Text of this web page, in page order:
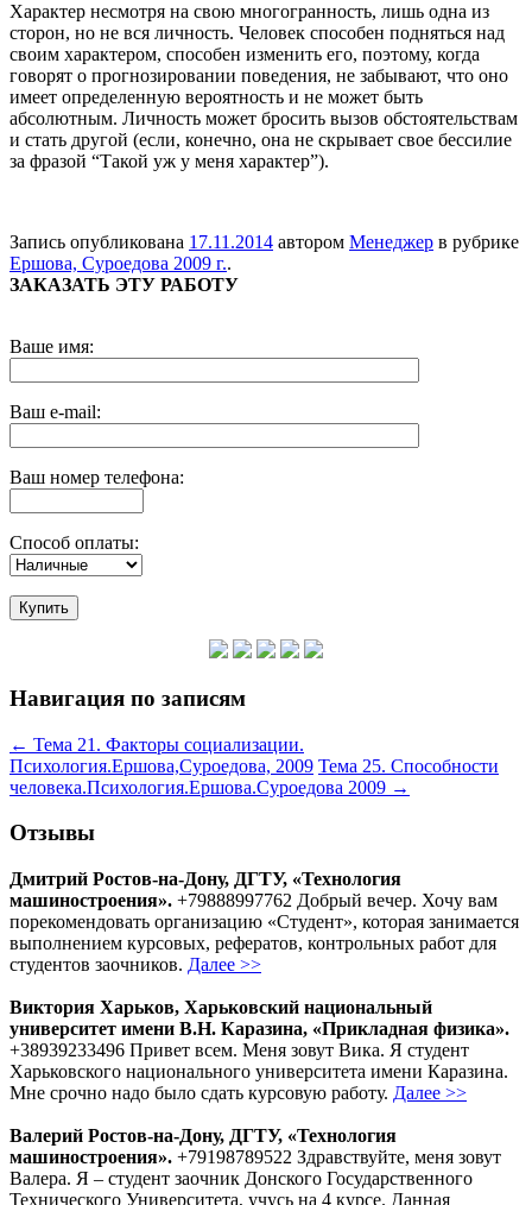
Характер несмотря на свою многогранность, лишь одна из
сторон, но не вся личность. Человек способен подняться над
своим характером, способен изменить его, поэтому, когда
говорят о прогнозировании поведения, не забывают, что оно
имеет определенную вероятность и не может быть
абсолютным. Личность может бросить вызов обстоятельствам
и стать другой (если, конечно, она не скрывает свое бессилие
за фразой “Такой уж у меня характер”).
Запись опубликована 17.11.2014 автором Менеджер в рубрике
Ершова, Суроедова 2009 г..
ЗАКАЗАТЬ ЭТУ РАБОТУ
Ваше имя:
Ваш e-mail:
Ваш номер телефона:
Способ оплаты:
Навигация по записям
← Тема 21. Факторы социализации.
Психология.Ершова,Суроедова, 2009 Тема 25. Способности
человека.Психология.Ершова.Суроедова 2009 →
Отзывы
Дмитрий Ростов-на-Дону, ДГТУ, «Технология
машиностроения». +79888997762 Добрый вечер. Хочу вам
порекомендовать организацию «Студент», которая занимается
выполнением курсовых, рефератов, контрольных работ для
студентов заочников. Далее >>
Виктория Харьков, Харьковский национальный
университет имени В.Н. Каразина, «Прикладная физика».
+38939233496 Привет всем. Меня зовут Вика. Я студент
Харьковского национального университета имени Каразина.
Мне срочно надо было сдать курсовую работу. Далее >>
Валерий Ростов-на-Дону, ДГТУ, «Технология
машиностроения». +79198789522 Здравствуйте, меня зовут
Валера. Я – студент заочник Донского Государственного
Технического Университета, учусь на 4 курсе. Данная